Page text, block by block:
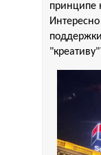
принципе